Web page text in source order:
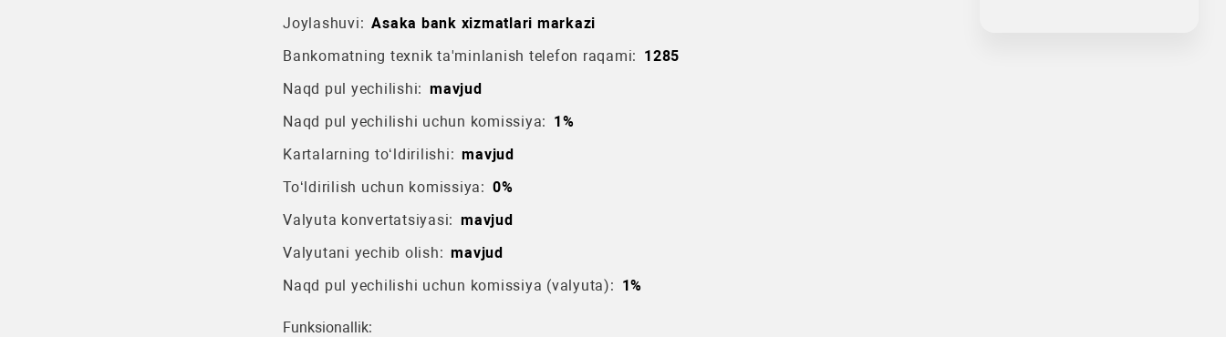
Joylashuvi: Asaka bank xizmatlari markazi
Bankomatning texnik ta'minlanish telefon raqami: 1285
Naqd pul yechilishi: mavjud
Naqd pul yechilishi uchun komissiya: 1%
Kartalarning to‘ldirilishi: mavjud
To‘ldirilish uchun komissiya: 0%
Valyuta konvertatsiyasi: mavjud
Valyutani yechib olish: mavjud
Naqd pul yechilishi uchun komissiya (valyuta): 1%
Funksionallik: